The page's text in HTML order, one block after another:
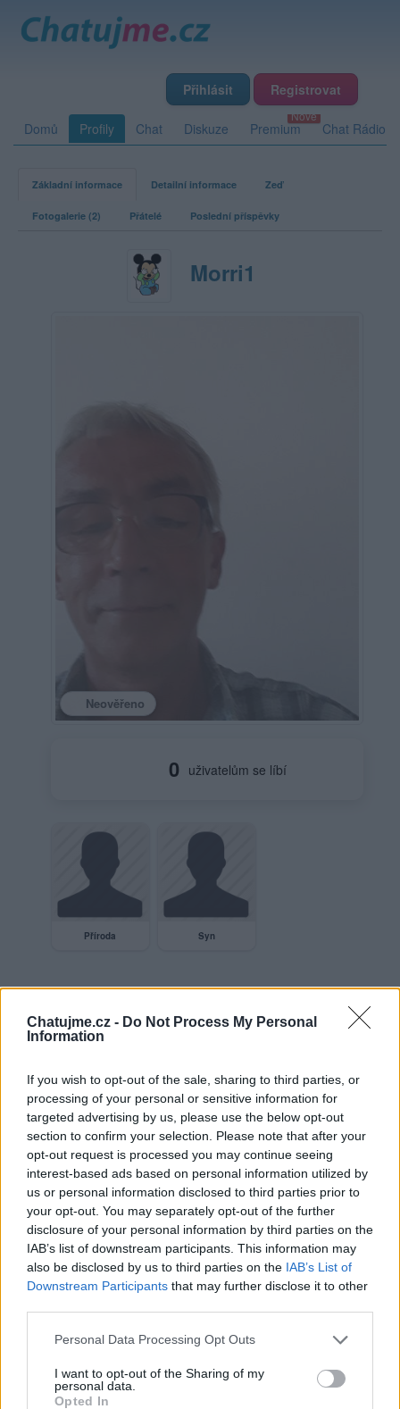
Chatujme.cz - Do Not Process My Personal
Information
If you wish to opt-out of the sale, sharing to third parties, or
processing of your personal or sensitive information for
targeted advertising by us, please use the below opt-out
section to confirm your selection. Please note that after your
opt-out request is processed you may continue seeing
interest-based ads based on personal information utilized by
us or personal information disclosed to third parties prior to
your opt-out. You may separately opt-out of the further
disclosure of your personal information by third parties on the
IAB’s list of downstream participants. This information may
also be disclosed by us to third parties on the IAB’s List of
Downstream Participants that may further disclose it to other
Personal Data Processing Opt Outs
I want to opt-out of the Sharing of my
personal data.
Opted In
Přihlásit Registrovat
Domů Profily Chat Diskuze Premium Chat Rádio
Základní informace Detailní informace Zeď
Fotogalerie (2) Přátelé Poslední příspěvky
Morri1
Neověřeno
0 uživatelům se líbí
Příroda Syn
Neověřený profil
Tento uživatel zatím neprokázal svou identitu ověřovací
údaje odpovídají skutečné osobě.
Věk: 58
Město: Mohelnice
Země: ČR
Kontakt
Napsat uživateli vzkaz
Informace o profilu a chatu
Registrace od
: 22.06.2022 15:24
Online : Není nikde online
Naposledy aktivní: 19.04.2024 21:40
Prochatováno: 14.47 hod.
Počet přátel : 3
Profil zobrazen
: 296x